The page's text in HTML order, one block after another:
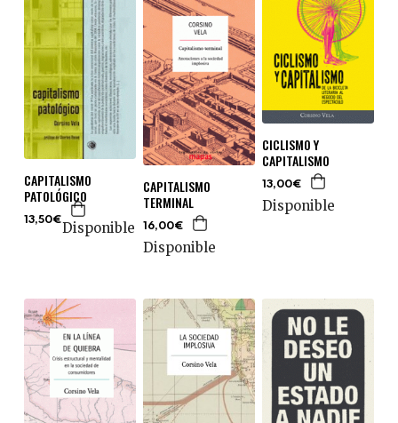
CAPITALISMO
PATOLÓGICO
13,50€Disponible
CAPITALISMO
TERMINAL
16,00€
Disponible
CICLISMO Y
CAPITALISMO
13,00€
Disponible